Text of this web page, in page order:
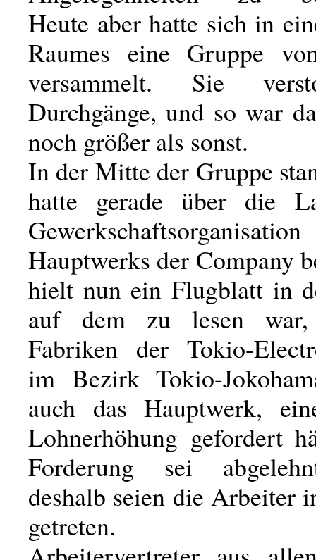
Heute aber hatte sich in
Raumes eine Gruppe
versammelt. Sie
Durchgänge, und so war
noch größer als sonst.
In der Mitte der Gruppe
hatte gerade über die
Hauptwerks der Company
hielt nun ein Flugblatt in
auf dem zu lesen
Fabriken der Tokio-
im Bezirk Tokio-
auch das Hauptwerk,
Lohnerhöhung gefordert
Forderung sei
deshalb seien die Arbeiter
getreten.